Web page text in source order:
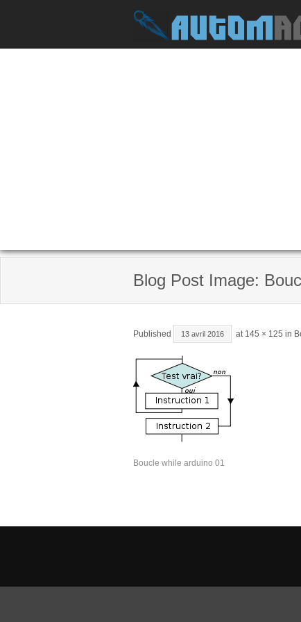
Blog Post Image:
Published 13 avril 2016 at 145 × 125 in
Boucle while arduino 01